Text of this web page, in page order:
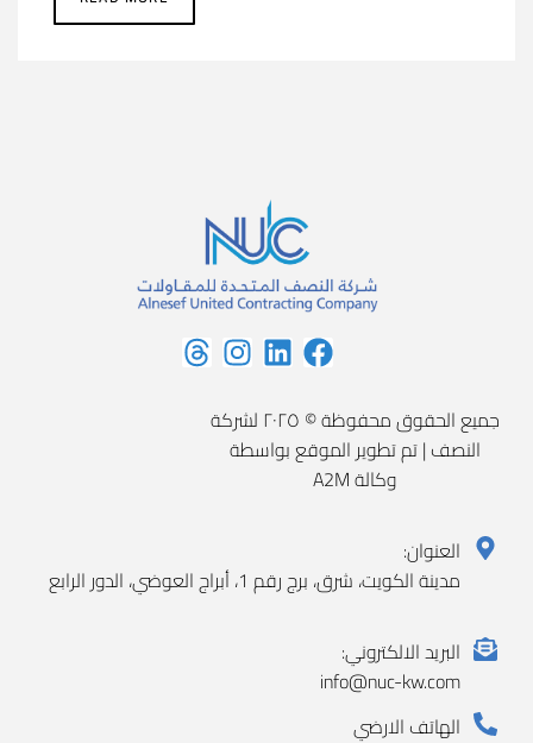
جميع الحقوق محفوظة © ٢٠٢٥ لشركة
النصف | تم تطوير الموقع بواسطة
وكالة A2M
العنوان:
مدينة الكويت، شرق، برج رقم 1، أبراج العوضي، الدور الرابع
البريد الالكتروني:
info@nuc-kw.com
الهاتف الارضي